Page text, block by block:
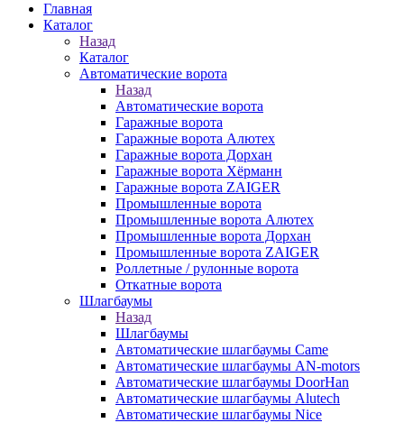
Главная
Каталог
Назад
Каталог
Автоматические ворота
Назад
Автоматические ворота
Гаражные ворота
Гаражные ворота Алютех
Гаражные ворота Дорхан
Гаражные ворота Хёрманн
Гаражные ворота ZAIGER
Промышленные ворота
Промышленные ворота Алютех
Промышленные ворота Дорхан
Промышленные ворота ZAIGER
Роллетные / рулонные ворота
Откатные ворота
Шлагбаумы
Назад
Шлагбаумы
Автоматические шлагбаумы Came
Автоматические шлагбаумы AN-motors
Автоматические шлагбаумы DoorHan
Автоматические шлагбаумы Alutech
Автоматические шлагбаумы Nice